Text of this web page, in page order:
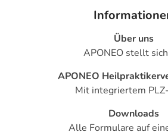
Über uns
APONEO stellt
APONEO
Mit integriertem
Downloads
Alle Formulare auf